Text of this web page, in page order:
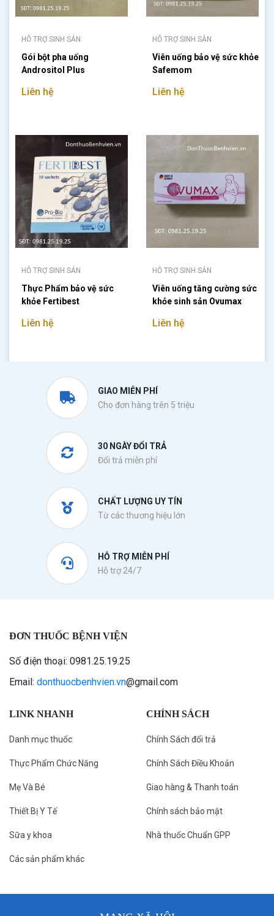
HỖ TRỢ SINH SẢN
Gói bột pha uống
Andrositol Plus
Liên hệ
HỖ TRỢ SINH SẢN
Viên uống bảo vệ sức khỏe
Safemom
Liên hệ
HỖ TRỢ SINH SẢN
Thực Phẩm bảo vệ sức
khỏe Fertibest
Liên hệ
HỖ TRỢ SINH SẢN
Viên uống tăng cường sức
khỏe sinh sản Ovumax
Liên hệ
GIAO MIỄN PHÍ
Cho đơn hàng trên 5 triệu
30 NGÀY ĐỔI TRẢ
Đổi trả miễn phí
CHẤT LƯỢNG UY TÍN
Từ các thương hiệu lớn
HỖ TRỢ MIỄN PHÍ
Hỗ trợ 24/7
ĐƠN THUỐC BỆNH VIỆN
Số điện thoại: 0981.25.19.25
Email: donthuocbenhvien.vn@gmail.com
LINK NHANH
Danh mục thuốc
Thực Phẩm Chức Năng
Mẹ Và Bé
Thiết Bị Y Tế
Sữa y khoa
Các sản phẩm khác
CHÍNH SÁCH
Chính Sách đổi trả
Chính Sách Điều Khoản
Giao hàng & Thanh toán
Chính sách bảo mật
Nhà thuốc Chuẩn GPP